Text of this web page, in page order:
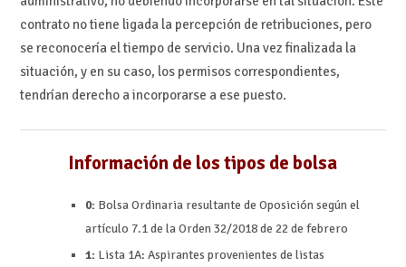
contrato no tiene ligada la percepción de retribuciones, pero
se reconocería el tiempo de servicio. Una vez finalizada la
situación, y en su caso, los permisos correspondientes,
tendrían derecho a incorporarse a ese puesto.
Información de los tipos de bolsa
0: Bolsa Ordinaria resultante de Oposición según el
artículo 7.1 de la Orden 32/2018 de 22 de febrero
1: Lista 1A: Aspirantes provenientes de listas